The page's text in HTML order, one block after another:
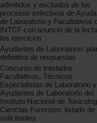
admitidos y excluidos de los
procesos selectivos de
de Laboratorio y Facultativos
INTCF con anuncio de la
los ejercicios
Ayudantes de Laboratorio:
definitiva de respuestas
Concurso de traslados
Facultativos, Técnicos
Especialistas de Laboratorio y
Ayudantes de Laboratorio del
Instituto Nacional de
Ciencias Forenses: listado de
solicitantes